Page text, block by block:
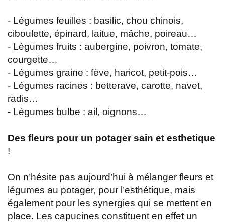
- Légumes feuilles : basilic, chou chinois,
ciboulette, épinard, laitue, mâche, poireau…
- Légumes fruits : aubergine, poivron, tomate,
courgette…
- Légumes graine : fève, haricot, petit-pois…
- Légumes racines : betterave, carotte, navet,
radis…
- Légumes bulbe : ail, oignons…
Des fleurs pour un potager sain et esthetique
!
On n’hésite pas aujourd’hui à mélanger fleurs et
légumes au potager, pour l’esthétique, mais
également pour les synergies qui se mettent en
place. Les capucines constituent en effet un